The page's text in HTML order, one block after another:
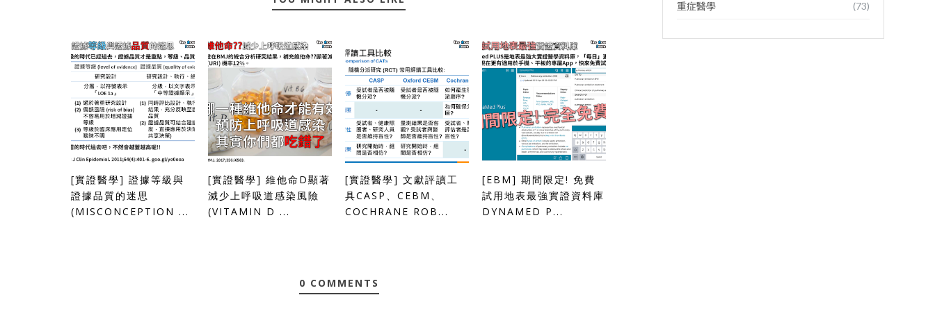
[實證醫學] 證據等級與
證據品質的迷思
(MISCONCEPTION ...
[實證醫學] 維他命D顯著
減少上呼吸道感染風險
(VITAMIN D ...
[實證醫學] 文獻評讀工
具CASP、CEBM、
COCHRANE ROB...
[EBM] 期間限定! 免費
試用地表最強實證資料庫
DYNAMED P...
0 COMMENTS
重症醫學 (73)